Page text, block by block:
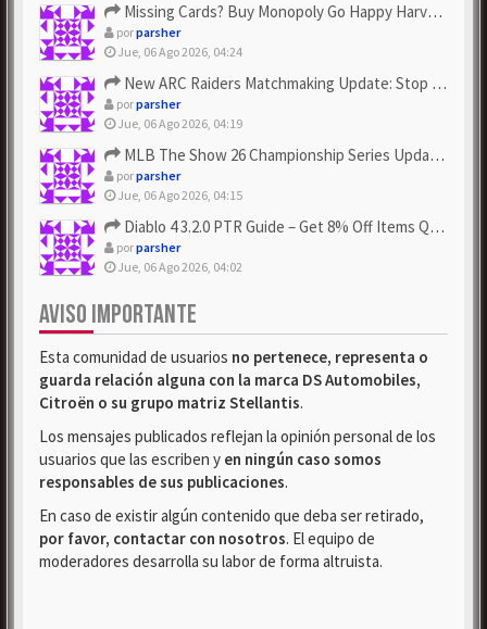
Missing Cards? Buy Monopoly Go Happy Harvest with Looney Tun...
porparsher
Jue, 06 Ago 2026, 04:24
New ARC Raiders Matchmaking Update: Stop Failed - Grab Bluep...
porparsher
Jue, 06 Ago 2026, 04:19
MLB The Show 26 Championship Series Update! Get Cheap & ...
porparsher
Jue, 06 Ago 2026, 04:15
Diablo 4 3.2.0 PTR Guide – Get 8% Off Items Quickly to Test ...
porparsher
Jue, 06 Ago 2026, 04:02
AVISO IMPORTANTE
Esta comunidad de usuarios no pertenece, representa o
guarda relación alguna con la marca DS Automobiles,
Citroën o su grupo matriz Stellantis.
Los mensajes publicados reflejan la opinión personal de los
usuarios que las escriben y en ningún caso somos
responsables de sus publicaciones.
En caso de existir algún contenido que deba ser retirado,
por favor, contactar con nosotros. El equipo de
moderadores desarrolla su labor de forma altruista.